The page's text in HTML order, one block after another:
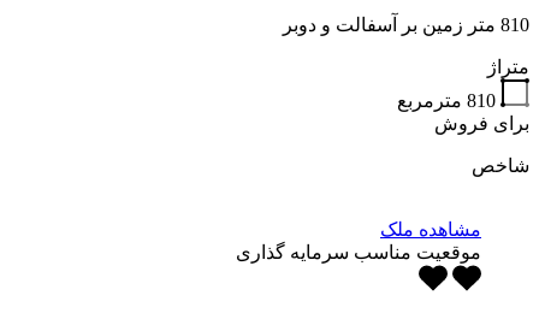
810 متر زمین بر آسفالت و دوبر
متراژ
810 مترمربع
برای فروش
شاخص
مشاهده ملک
موقعیت مناسب سرمایه گذاری